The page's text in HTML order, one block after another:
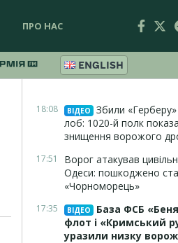
ПРО НАС
ENGLISH
18:08 ВІДЕО
Збили
лоб: 1020-й полк
знищення ворожого
17:51
Ворог атакував
Одеси: пошкоджено
«Чорноморець»
17:35 ВІДЕО
База ФСБ
флот і «Кримський
уразили низку